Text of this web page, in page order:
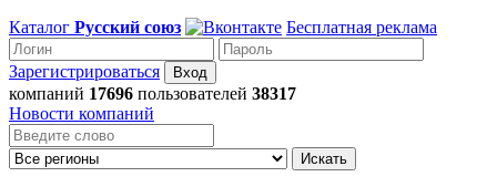
Каталог Русский союз Бесплатная реклама
Зарегистрироваться
компаний 17696 пользователей 38317
Новости компаний
Искать